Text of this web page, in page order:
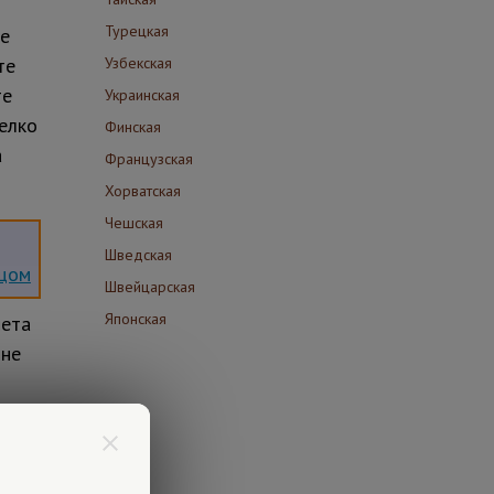
Турецкая
Узбекская
Украинская
Финская
Французская
Хорватская
Чешская
Шведская
Швейцарская
Японская